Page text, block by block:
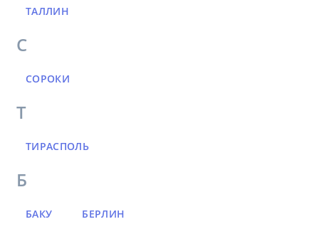
ТАЛЛИН
С
СОРОКИ
Т
ТИРАСПОЛЬ
Б
БАКУ БЕРЛИН